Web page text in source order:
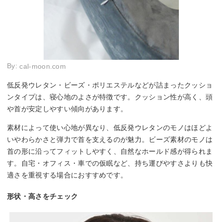
By:cal-moon.com
低反発ウレタン・ビーズ・ポリエステルなどが詰まったクッショ
ンタイプは、寝心地のよさが特徴です。クッション性が高く、頭
や首が安定しやすい傾向があります。
素材によって使い心地が異なり、低反発ウレタンのモノはほどよ
いやわらかさと弾力で首を支えるのが魅力。ビーズ素材のモノは
首の形に沿ってフィットしやすく、自然なホールド感が得られま
す。自宅・オフィス・車での仮眠など、持ち運びやすさよりも快
適さを重視する場合におすすめです。
形状・高さをチェック